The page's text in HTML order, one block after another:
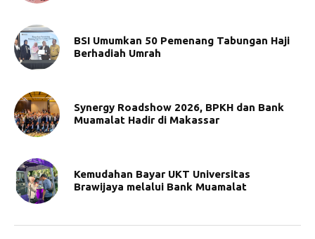
BSI Umumkan 50 Pemenang Tabungan Haji
Berhadiah Umrah
Synergy Roadshow 2026, BPKH dan Bank
Muamalat Hadir di Makassar
Kemudahan Bayar UKT Universitas
Brawijaya melalui Bank Muamalat